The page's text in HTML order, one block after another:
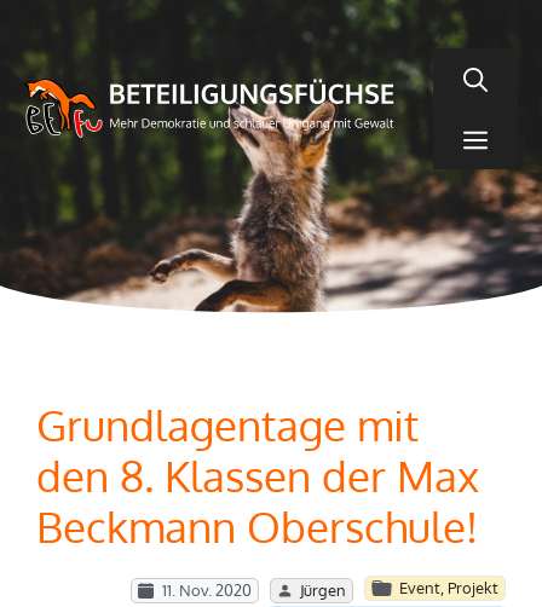
springen
Grundlagentage mit
den 8. Klassen der Max
Beckmann Oberschule!
11. Nov. 2020 Jürgen Event, Projekt